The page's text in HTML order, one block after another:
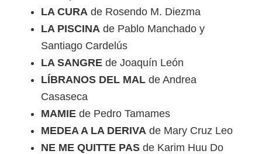
LA CURA de Rosendo M. Diezma
LA PISCINA de Pablo Manchado y
Santiago Cardelús
LA SANGRE de Joaquín León
LÍBRANOS DEL MAL de Andrea
Casaseca
MAMIE de Pedro Tamames
MEDEA A LA DERIVA de Mary Cruz Leo
NE ME QUITTE PAS de Karim Huu Do